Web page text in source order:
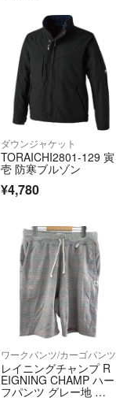
ダウンジャケット
TORAICHI2801-129 寅
壱 防寒ブルゾン
¥4,780
ワークパンツ/カーゴパンツ
レイニングチャンプ R
EIGNING CHAMP ハー
フパンツ グレー地 レ